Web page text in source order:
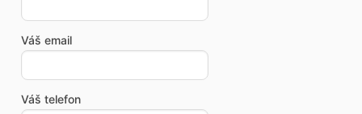
Váš email
Váš telefon